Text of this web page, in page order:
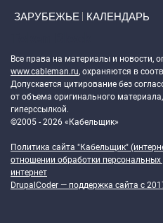
ЗАРУБЕЖЬЕ КАЛЕНДАРЬ
Все права на материалы и новости,
www.cableman.ru, охраняются в
Допускается цитирование без
от объема оригинального
гиперссылкой.
©2005 - 2026 «Кабельщик»
Политика сайта "Кабельщик"
отношении обработки персональных
интернет
DrupalCoder — поддержка сайта c